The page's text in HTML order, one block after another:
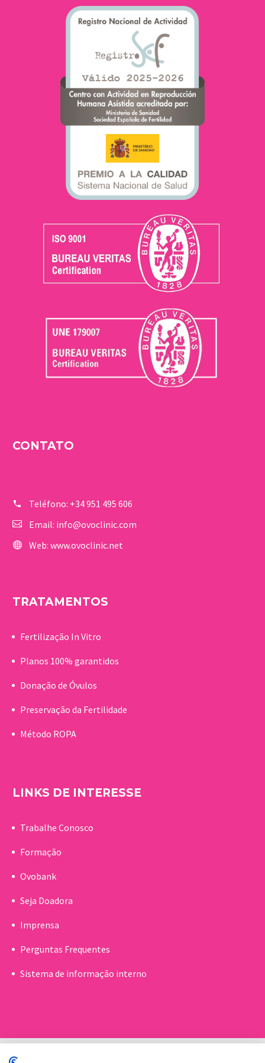
CONTATO
Teléfono: +34 951 495 606
Email: info@ovoclinic.com
Web: www.ovoclinic.net
TRATAMENTOS
Fertilização In Vitro
Planos 100% garantidos
Donação de Óvulos
Preservação da Fertilidade
Método ROPA
LINKS DE INTERESSE
Trabalhe Conosco
Formação
Ovobank
Seja Doadora
Imprensa
Perguntas Frequentes
Sistema de informação interno